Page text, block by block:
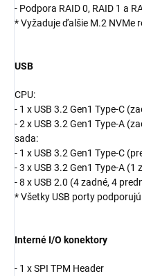
- Podpora RAID 0, RAID 1 a
* Vyžaduje ďalšie M.2 NVMe
USB
CPU:
- 1 x USB 3.2 Gen1 Type-C
- 2 x USB 3.2 Gen1 Type-A
sada:
- 1 x USB 3.2 Gen1 Type-C
- 3 x USB 3.2 Gen1 Type-A (1
- 8 x USB 2.0 (4 zadné, 4
* Všetky USB porty
Interné I/O konektory
- 1 x SPI TPM Header